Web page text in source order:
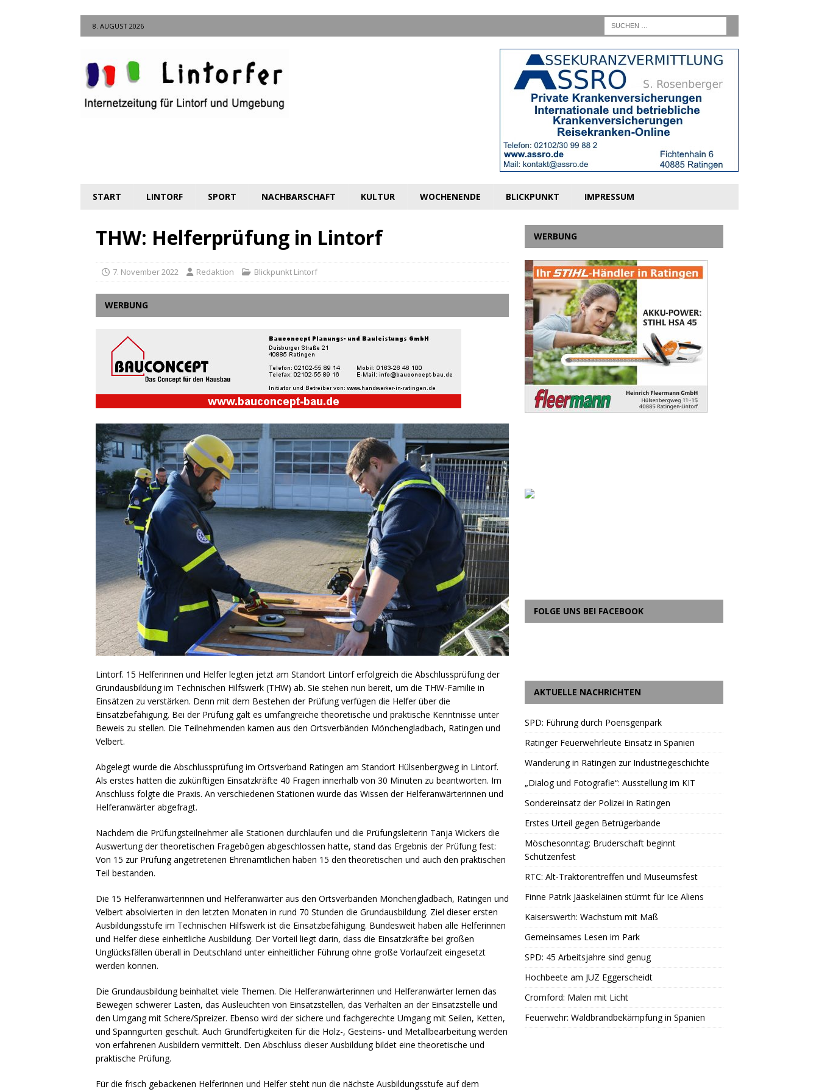
8. AUGUST 2026
START LINTORF SPORT NACHBARSCHAFT KULTUR WOCHENENDE BLICKPUNKT IMPRESSUM
THW: Helferprüfung in Lintorf
7. November 2022 Redaktion Blickpunkt Lintorf
WERBUNG
Lintorf. 15 Helferinnen und Helfer legten jetzt am Standort Lintorf erfolgreich die Abschlussprüfung der
Grundausbildung im Technischen Hilfswerk (THW) ab. Sie stehen nun bereit, um die THW-Familie in
Einsätzen zu verstärken. Denn mit dem Bestehen der Prüfung verfügen die Helfer über die
Einsatzbefähigung. Bei der Prüfung galt es umfangreiche theoretische und praktische Kenntnisse unter
Beweis zu stellen. Die Teilnehmenden kamen aus den Ortsverbänden Mönchengladbach, Ratingen und
Velbert.
Abgelegt wurde die Abschlussprüfung im Ortsverband Ratingen am Standort Hülsenbergweg in Lintorf.
Als erstes hatten die zukünftigen Einsatzkräfte 40 Fragen innerhalb von 30 Minuten zu beantworten. Im
Anschluss folgte die Praxis. An verschiedenen Stationen wurde das Wissen der Helferanwärterinnen und
Helferanwärter abgefragt.
Nachdem die Prüfungsteilnehmer alle Stationen durchlaufen und die Prüfungsleiterin Tanja Wickers die
Auswertung der theoretischen Fragebögen abgeschlossen hatte, stand das Ergebnis der Prüfung fest:
Von 15 zur Prüfung angetretenen Ehrenamtlichen haben 15 den theoretischen und auch den praktischen
Teil bestanden.
Die 15 Helferanwärterinnen und Helferanwärter aus den Ortsverbänden Mönchengladbach, Ratingen und
Velbert absolvierten in den letzten Monaten in rund 70 Stunden die Grundausbildung. Ziel dieser ersten
Ausbildungsstufe im Technischen Hilfswerk ist die Einsatzbefähigung. Bundesweit haben alle Helferinnen
und Helfer diese einheitliche Ausbildung. Der Vorteil liegt darin, dass die Einsatzkräfte bei großen
Unglücksfällen überall in Deutschland unter einheitlicher Führung ohne große Vorlaufzeit eingesetzt
werden können.
Die Grundausbildung beinhaltet viele Themen. Die Helferanwärterinnen und Helferanwärter lernen das
Bewegen schwerer Lasten, das Ausleuchten von Einsatzstellen, das Verhalten an der Einsatzstelle und
den Umgang mit Schere/Spreizer. Ebenso wird der sichere und fachgerechte Umgang mit Seilen, Ketten,
und Spanngurten geschult. Auch Grundfertigkeiten für die Holz-, Gesteins- und Metallbearbeitung werden
von erfahrenen Ausbildern vermittelt. Den Abschluss dieser Ausbildung bildet eine theoretische und
praktische Prüfung.
Für die frisch gebackenen Helferinnen und Helfer steht nun die nächste Ausbildungsstufe auf dem
WERBUNG
FOLGE UNS BEI FACEBOOK
AKTUELLE NACHRICHTEN
SPD: Führung durch Poensgenpark
Ratinger Feuerwehrleute Einsatz in Spanien
Wanderung in Ratingen zur Industriegeschichte
„Dialog und Fotografie“: Ausstellung im KIT
Sondereinsatz der Polizei in Ratingen
Erstes Urteil gegen Betrügerbande
Möschesonntag: Bruderschaft beginnt
Schützenfest
RTC: Alt-Traktorentreffen und Museumsfest
Finne Patrik Jääskeläinen stürmt für Ice Aliens
Kaiserswerth: Wachstum mit Maß
Gemeinsames Lesen im Park
SPD: 45 Arbeitsjahre sind genug
Hochbeete am JUZ Eggerscheidt
Cromford: Malen mit Licht
Feuerwehr: Waldbrandbekämpfung in Spanien